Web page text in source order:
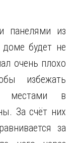
панелями из
будет не
очень плохо
избежать
местами в
За счёт них
за